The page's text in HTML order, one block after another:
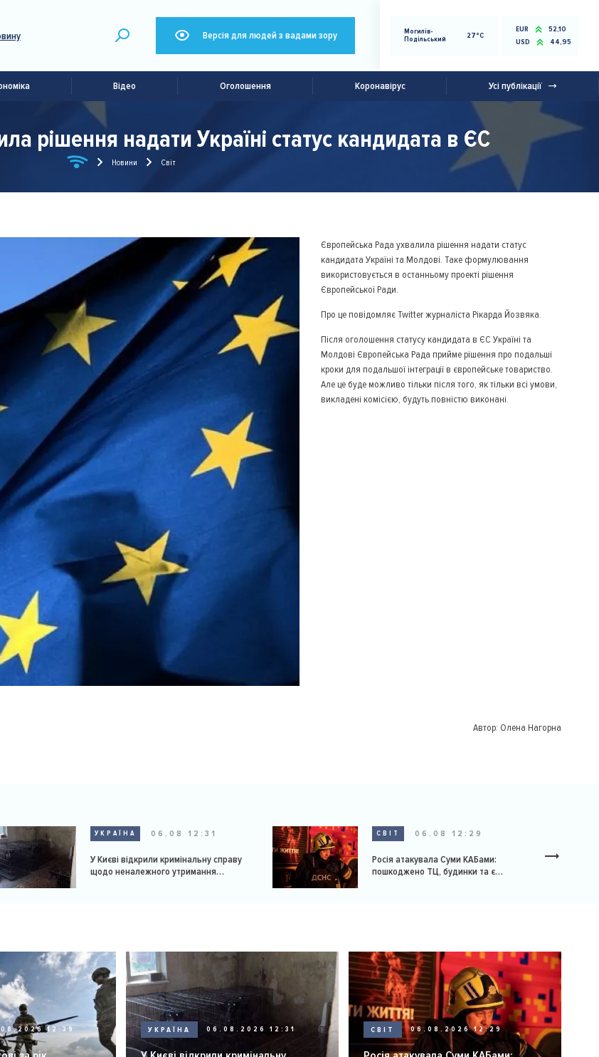
Версія для людей з вадами зору
Могилів-
Подільський
27°C
EUR
52,10
USD
44,95
Відео Оголошення Коронавірус Усі публікації
рішення надати Україні статус кандидата в ЄС
Новини Світ
Європейська Рада ухвалила рішення надати статус
кандидата Україні та Молдові. Таке формулювання
використовується в останньому проекті рішення
Європейської Ради.
Про це повідомляє Twitter журналіста Рікарда Йозвяка.
Після оголошення статусу кандидата в ЄС Україні та
Молдові Європейська Рада прийме рішення про подальші
кроки для подальшої інтеграції в європейське товариство.
Але це буде можливо тільки після того, як тільки всі умови,
викладені комісією, будуть повністю виконані.
Автор: Олена Нагорна
УКРАЇНА 06.08 12:31
У Києві відкрили кримінальну справу
щодо неналежного утримання
СВІТ 06.08 12:29
Росія атакувала Суми КАБами:
пошкоджено ТЦ, будинки та є
12:39 УКРАЇНА 06.08.2026 12:31 СВІТ 06.08.2026 12:29